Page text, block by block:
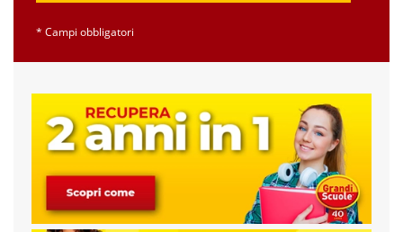
* Campi obbligatori